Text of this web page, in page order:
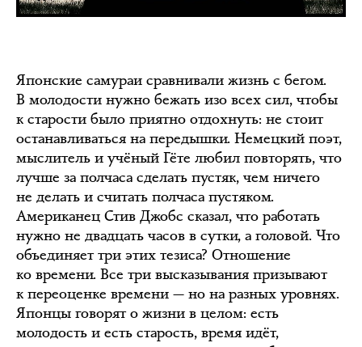
Японские самураи сравнивали жизнь с бегом.
В молодости нужно бежать изо всех сил, чтобы
к старости было приятно отдохнуть: не стоит
останавливаться на передышки. Немецкий поэт,
мыслитель и учёный Гёте любил повторять, что
лучше за полчаса сделать пустяк, чем ничего
не делать и считать полчаса пустяком.
Американец Стив Джобс сказал, что работать
нужно не двадцать часов в сутки, а головой. Что
объединяет три этих тезиса? Отношение
ко времени. Все три высказывания призывают
к переоценке времени — но на разных уровнях.
Японцы говорят о жизни в целом: есть
молодость и есть старость, время идёт,